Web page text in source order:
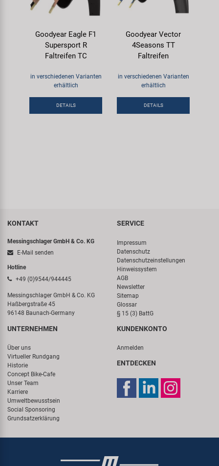
Goodyear Eagle F1
Supersport R
Faltreifen TC
in verschiedenen Varianten
erhältlich
DETAILS
Goodyear Vector
4Seasons TT
Faltreifen
in verschiedenen Varianten
erhältlich
DETAILS
KONTAKT
Messingschlager GmbH & Co. KG
E-Mail senden
Hotline
+49 (0)9544/944445
Messingschlager GmbH & Co. KG
Haßbergstraße 45
96148 Baunach-Germany
SERVICE
Impressum
Datenschutz
Datenschutzeinstellungen
Hinweissystem
AGB
Newsletter
Sitemap
Glossar
§ 15 (3) BattG
UNTERNEHMEN
Über uns
Virtueller Rundgang
Historie
Concept Bike-Cafe
Unser Team
Karriere
Umweltbewusstsein
Social Sponsoring
Grundsatzerklärung
KUNDENKONTO
Anmelden
ENTDECKEN